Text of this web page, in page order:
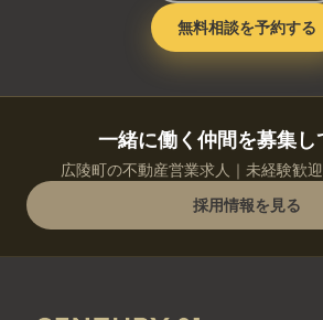
無料相談を予約する
一緒に働く仲間を募集し
広陵町の不動産営業求人｜未経験歓
採用情報を見る